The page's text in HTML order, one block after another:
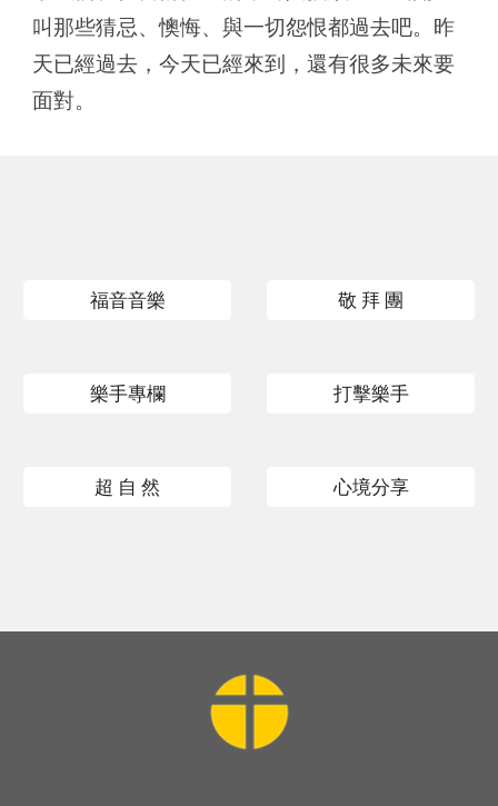
叫那些猜忌、懊悔、與一切怨恨都過去吧。昨
天已經過去，今天已經來到，還有很多未來要
面對。
福音音樂 敬 拜 團
樂手專欄 打擊樂手
超 自 然 心境分享